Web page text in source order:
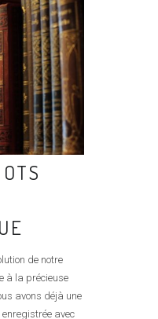
de notre
à la précieuse
avons déjà une
avec